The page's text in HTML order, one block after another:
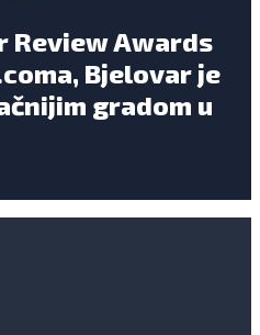
Review Awards
Bjelovar je
gradom u